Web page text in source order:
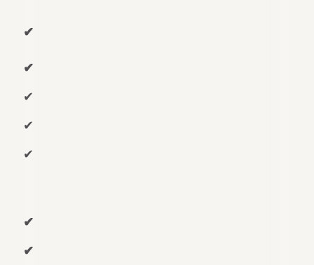
✔
✔
✔
✔
✔
✔
✔